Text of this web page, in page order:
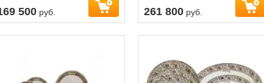
500руб. 261 800руб.